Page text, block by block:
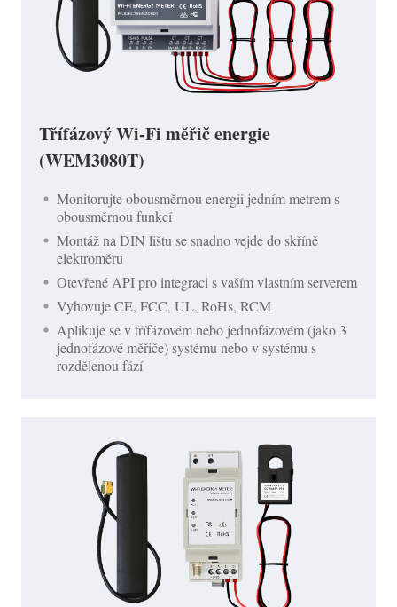
Třífázový Wi-Fi měřič energie
(WEM3080T)
Monitorujte obousměrnou energii jedním metrem s
obousměrnou funkcí
Montáž na DIN lištu se snadno vejde do skříně
elektroměru
Otevřené API pro integraci s vaším vlastním serverem
Vyhovuje CE, FCC, UL, RoHs, RCM
Aplikuje se v třífázovém nebo jednofázovém (jako 3
jednofázové měřiče) systému nebo v systému s
rozdělenou fází